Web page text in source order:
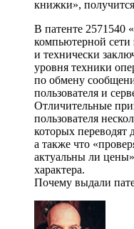
книжки»,
В патенте 2571540
компьютерной
и технически
уровня техники
по обмену
пользователя и
Отличительные
пользователя
которых переводят
а также что
актуальны ли
характера.
Почему выдали